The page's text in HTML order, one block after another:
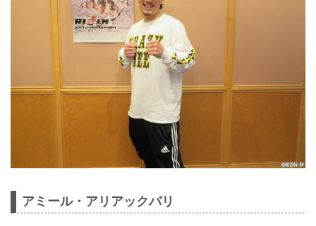
アミール・アリアックバリ